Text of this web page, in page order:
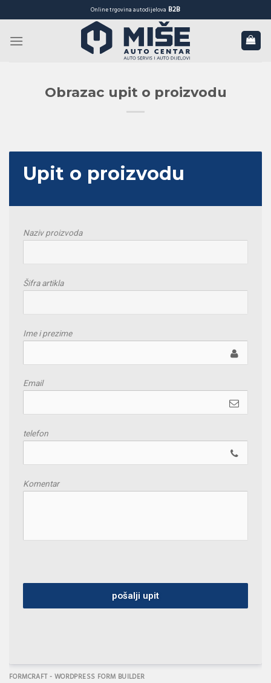
to
content
Online trgovina autodijelova B2B
Obrazac upit o proizvodu
Upit o proizvodu
Naziv proizvoda
Šifra artikla
Ime i prezime
Email
telefon
Komentar
pošalji upit
FORMCRAFT - WORDPRESS FORM BUILDER